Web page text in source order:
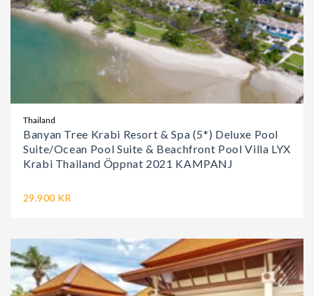
Thailand
Banyan Tree Krabi Resort & Spa (5*) Deluxe Pool
Suite/Ocean Pool Suite & Beachfront Pool Villa LYX
Krabi Thailand Öppnat 2021 KAMPANJ
29.900 KR